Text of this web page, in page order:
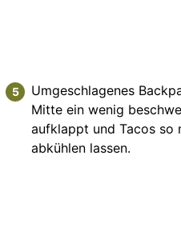
Umgeschlagenes
Mitte ein wenig
aufklappt und Tacos so
abkühlen lassen.